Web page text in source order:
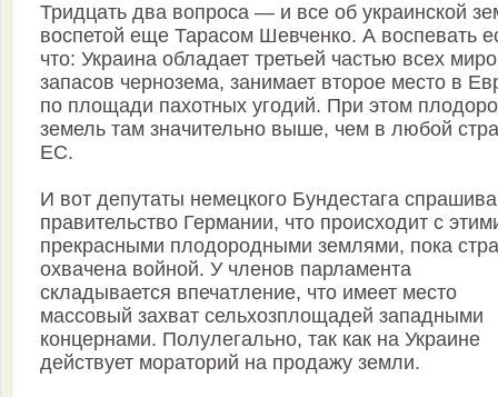
Тридцать два вопроса — и все об украинской
воспетой еще Тарасом Шевченко. А воспевать
что: Украина обладает третьей частью всех
запасов чернозема, занимает второе место в
по площади пахотных угодий. При этом
земель там значительно выше, чем в любой
ЕС.
И вот депутаты немецкого Бундестага
правительство Германии, что происходит с
прекрасными плодородными землями, пока
охвачена войной. У членов парламента
складывается впечатление, что имеет место
массовый захват сельхозплощадей западными
концернами. Полулегально, так как на Украине
действует мораторий на продажу земли.